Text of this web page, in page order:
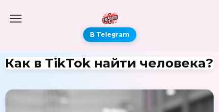
В Telegram
Как в TikTok найти человека?